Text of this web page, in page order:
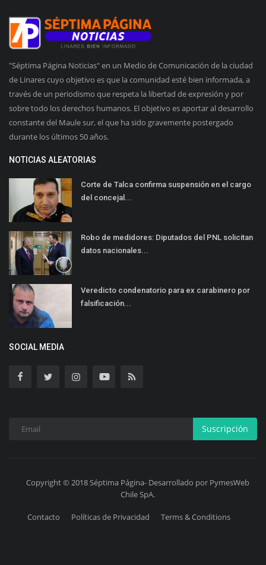
"Séptima Página Noticias" en un Medio de Comunicación de la ciudad
de Linares cuyo objetivo es que la comunidad esté bien informada, a
través de un periodismo que respeta la libertad de expresión y por
sobre todo los derechos humanos. El objetivo es aportar al desarrollo
constante del Maule sur, el que ha sido gravemente postergado
durante los últimos 50 años.
NOTICIAS ALEATORIAS
Corte de Talca confirma suspensión en el cargo
del concejal...
Robo de medidores: Diputados del PNL solicitan
datos nacionales...
Veredicto condenatorio para ex carabinero por
falsificación...
SOCIAL MEDIA
Suscripción
Copyright © 2018 Séptima Página- Desarrollado por PymesWeb
Chile SpA.
Contacto Políticas de Privacidad Terms & Conditions